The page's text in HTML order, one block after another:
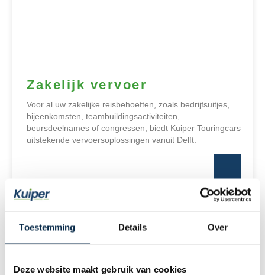
Toestemming Details Over
Deze website maakt gebruik van cookies
Zakelijk vervoer
Voor al uw zakelijke reisbehoeften, zoals bedrijfsuitjes,
bijeenkomsten, teambuildingsactiviteiten,
beursdeelnames of congressen, biedt Kuiper Touringcars
uitstekende vervoersoplossingen vanuit Delft.